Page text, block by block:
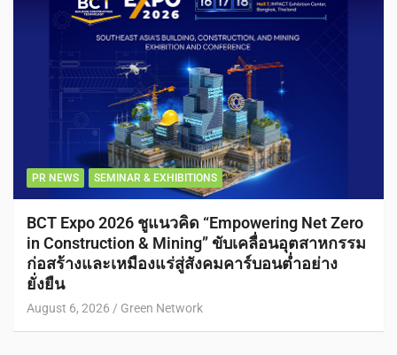
PR NEWS SEMINAR & EXHIBITIONS
BCT Expo 2026 ชูแนวคิด “Empowering Net Zero
in Construction & Mining” ขับเคลื่อนอุตสาหกรรม
ก่อสร้างและเหมืองแร่สู่สังคมคาร์บอนต่ำอย่าง
ยั่งยืน
August 6, 2026 Green Network